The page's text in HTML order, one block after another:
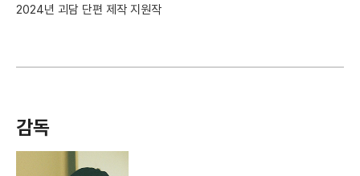
2024년 괴담 단편 제작 지원작
감독